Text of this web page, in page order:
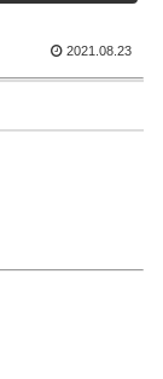
2021.08.23